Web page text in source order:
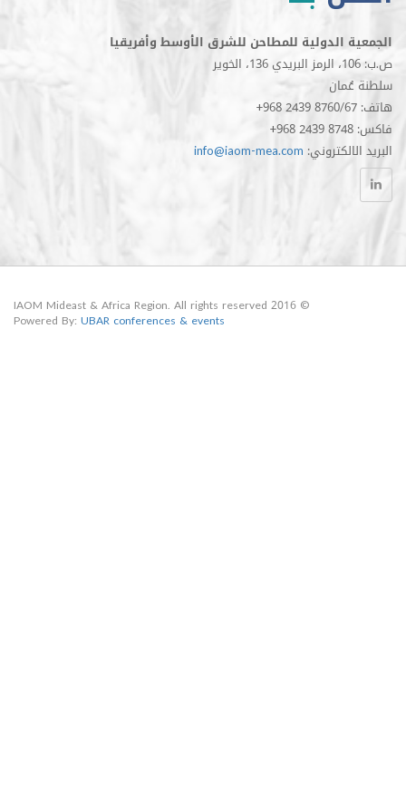
الدولية للمطاحن للشرق الأوسط وأفريقيا
info@iaom-mea.com
Powered By:UBAR conferences & events